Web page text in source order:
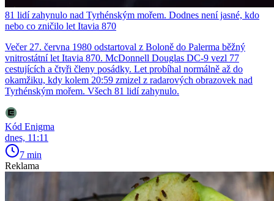
81 lidí zahynulo nad Tyrhénským mořem. Dodnes není jasné, kdo
nebo co zničilo let Itavia 870
Večer 27. června 1980 odstartoval z Boloně do Palerma běžný
vnitrostátní let Itavia 870. McDonnell Douglas DC-9 vezl 77
cestujících a čtyři členy posádky. Let probíhal normálně až do
okamžiku, kdy kolem 20:59 zmizel z radarových obrazovek nad
Tyrhénským mořem. Všech 81 lidí zahynulo.
Kód Enigma
dnes, 11:11
7 min
Reklama